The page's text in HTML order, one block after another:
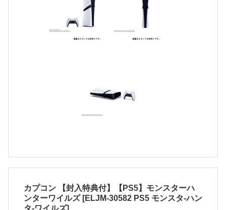
カプコン 【封入特典付】【PS5】モンスターハ
ンターワイルズ [ELJM-30582 PS5 モンスタ-ハン
タ-ワイルズ]